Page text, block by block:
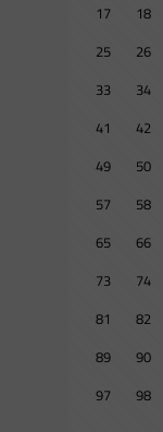
17
18
25
26
33
34
41
42
49
50
57
58
65
66
73
74
81
82
89
90
97
98